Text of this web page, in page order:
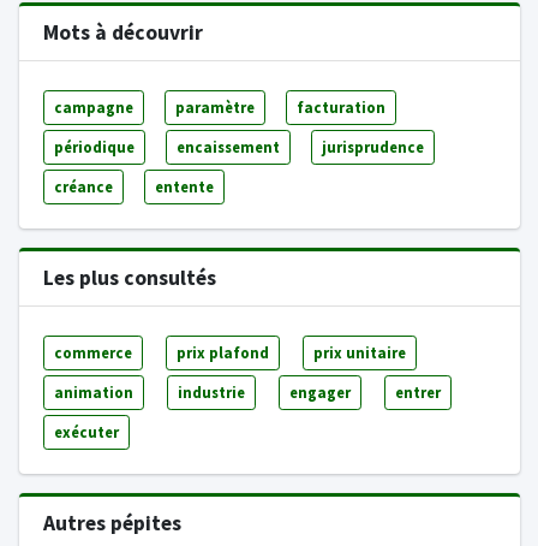
Mots à découvrir
campagne paramètre facturation
périodique encaissement jurisprudence
créance entente
Les plus consultés
commerce prix plafond prix unitaire
animation industrie engager entrer
exécuter
Autres pépites